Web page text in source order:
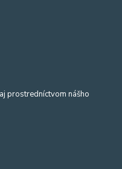
prostredníctvom nášho